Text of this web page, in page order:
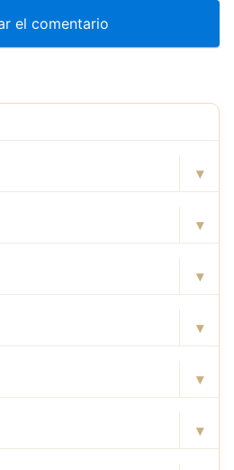
▾
▾
▾
▾
▾
▾